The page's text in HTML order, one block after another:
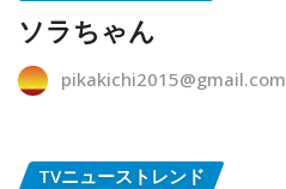
ソラちゃん
pikakichi2015@gmail.com
TVニューストレンド